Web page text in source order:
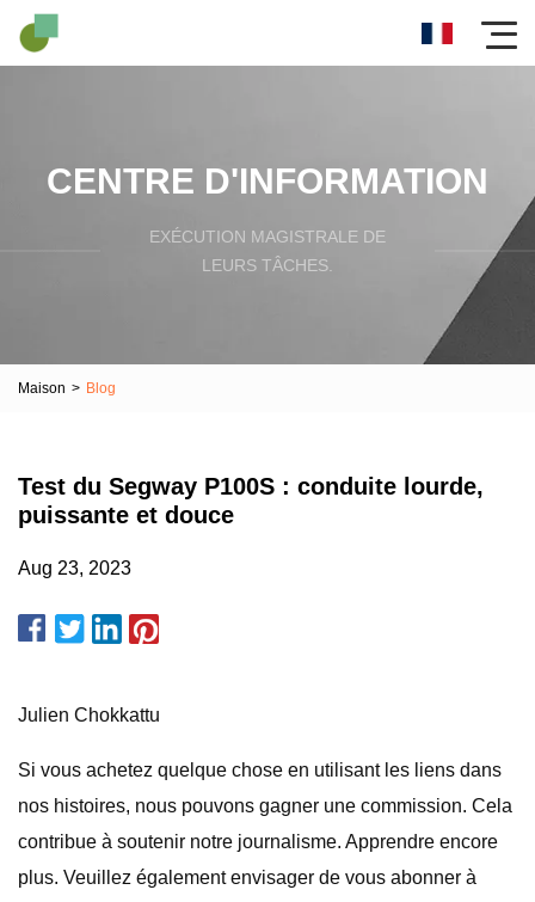
CENTRE D'INFORMATION
EXÉCUTION MAGISTRALE DE
LEURS TÂCHES.
Maison > Blog
Test du Segway P100S : conduite lourde,
puissante et douce
Aug 23, 2023
Julien Chokkattu
Si vous achetez quelque chose en utilisant les liens dans
nos histoires, nous pouvons gagner une commission. Cela
contribue à soutenir notre journalisme. Apprendre encore
plus. Veuillez également envisager de vous abonner à